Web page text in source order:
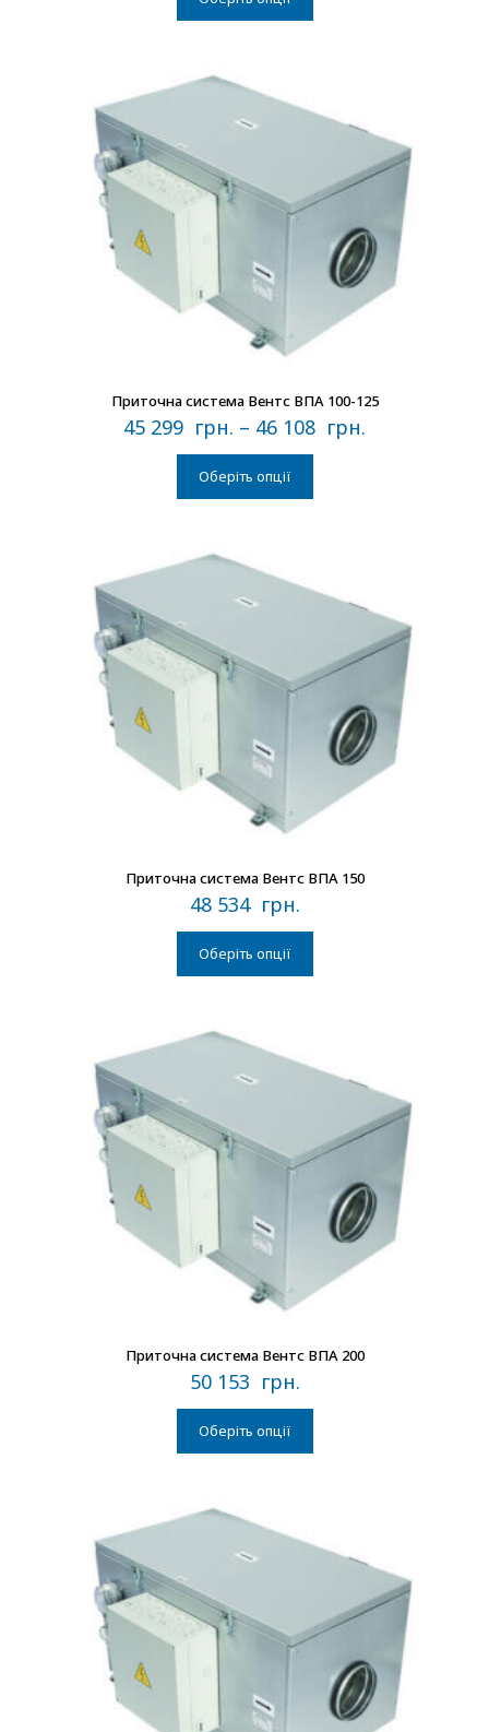
В наличии
Приточна система Вентс ВПА 100-125
45 299 грн. – 46 108 грн.
Оберіть опції
В наличии
Приточна система Вентс ВПА 150
48 534 грн.
Оберіть опції
В наличии
Приточна система Вентс ВПА 200
50 153 грн.
Оберіть опції
В наличии